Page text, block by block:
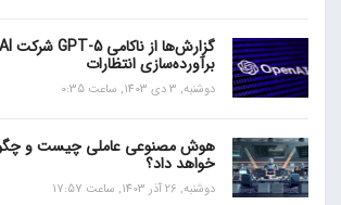
برآورده‌سازی انتظارات
دوشنبه, 3 دی 1403, ساعت 0:35
هوش مصنوعی عاملی چیست و چگونه
خواهد داد؟
دوشنبه, 26 آذر 1403, ساعت 17:57